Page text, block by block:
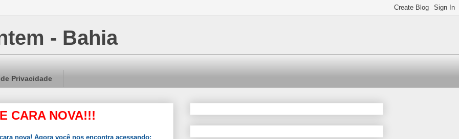
- Bahia
Privacidade
CARA NOVA!!!
nova! Agora você nos encontra acessando: